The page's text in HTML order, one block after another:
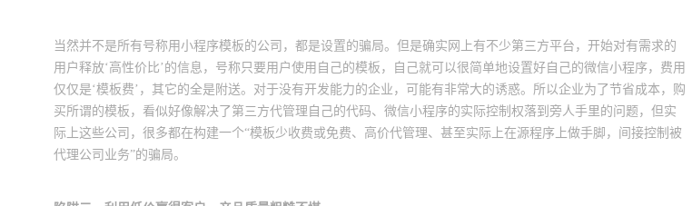
当然并不是所有号称用小程序模板的公司，都是设置的骗局。但是确实网上有不少第三方平台，开始对有需求的
用户释放‘高性价比’的信息，号称只要用户使用自己的模板，自己就可以很简单地设置好自己的微信小程序，费用
仅仅是‘模板费’，其它的全是附送。对于没有开发能力的企业，可能有非常大的诱惑。所以企业为了节省成本，购
买所谓的模板，看似好像解决了第三方代管理自己的代码、微信小程序的实际控制权落到旁人手里的问题，但实
际上这些公司，很多都在构建一个“模板少收费或免费、高价代管理、甚至实际上在源程序上做手脚，间接控制被
代理公司业务”的骗局。